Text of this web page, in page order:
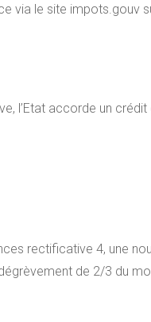
via le site impots.gouv
l’Etat accorde un crédit
rectificative 4, une
de 2/3 du